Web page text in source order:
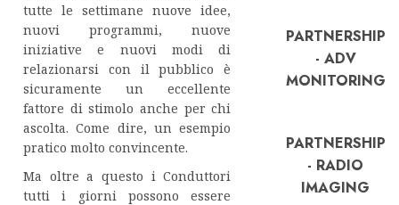
tutte le settimane nuove idee,
nuovi programmi, nuove
iniziative e nuovi modi di
relazionarsi con il pubblico è
sicuramente un eccellente
fattore di stimolo anche per chi
ascolta. Come dire, un esempio
pratico molto convincente.
Ma oltre a questo i Conduttori
tutti i giorni possono essere
PARTNERSHIP
- ADV
MONITORING
PARTNERSHIP
- RADIO
IMAGING